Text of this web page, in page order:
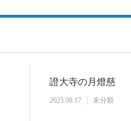
證大寺の月燈慈
2025.08.17 未分類